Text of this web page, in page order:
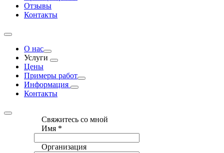
Отзывы
Контакты
О нас
Услуги
Цены
Примеры работ
Информация
Контакты
Свяжитесь со мной
Имя *
Организация